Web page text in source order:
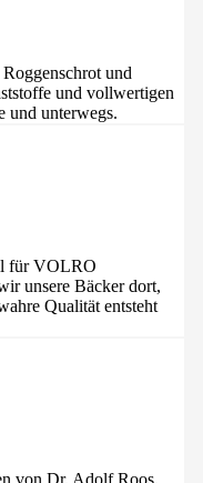
und
und vollwertigen
und unterwegs.
für VOLRO
unsere Bäcker dort,
Qualität entsteht
von Dr. Adolf Roos,